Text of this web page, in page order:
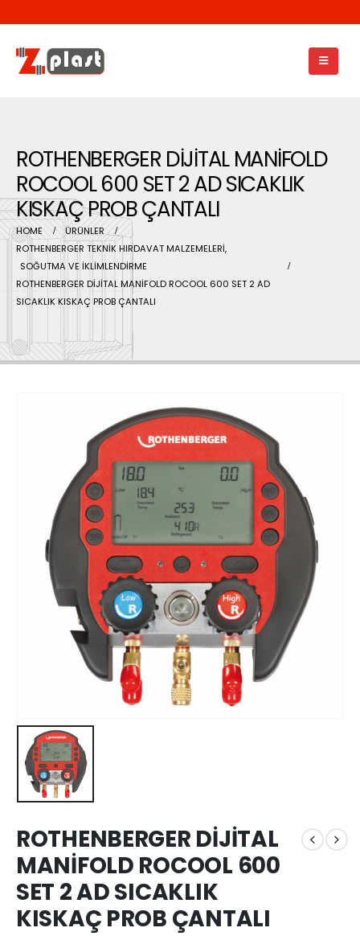
ROTHENBERGER DİJİTAL MANİFOLD
ROCOOL 600 SET 2 AD SICAKLIK
KISKAÇ PROB ÇANTALI
HOME
ÜRÜNLER
ROTHENBERGER TEKNİK HIRDAVAT MALZEMELERİ,
SOĞUTMA VE İKLİMLENDİRME
ROTHENBERGER DİJİTAL MANİFOLD ROCOOL 600 SET 2 AD
SICAKLIK KISKAÇ PROB ÇANTALI
ROTHENBERGER DİJİTAL
MANİFOLD ROCOOL 600
SET 2 AD SICAKLIK
KISKAÇ PROB ÇANTALI